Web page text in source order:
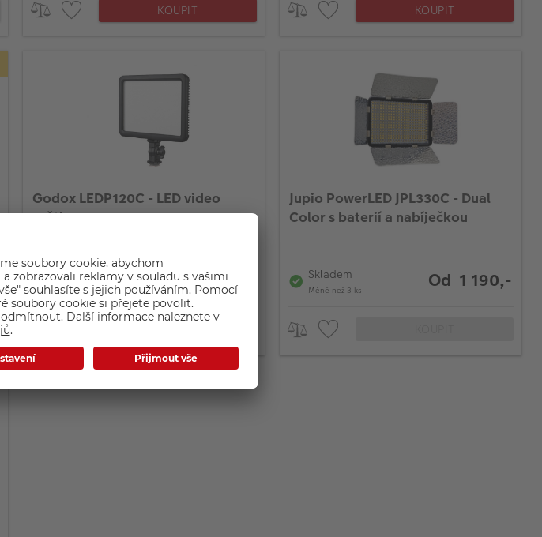
KOUPIT KOUPIT
Godox LEDP120C - LED video
světlo
Na dotaz 1 380,-
Jupio PowerLED JPL330C - Dual
Color s baterií a nabíječkou
Skladem
Méně než 3 ks Od 1 190,-